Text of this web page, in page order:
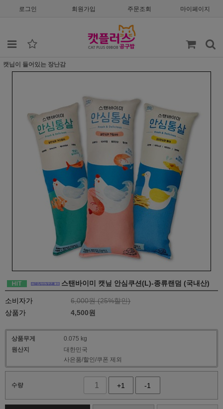
로그인 회원가입 주문조회 마이페이지
캣닙이 들어있는 장난감
스탠바이미 캣닢 안심쿠션(L)-종류랜덤 (국내산)
소비자가 6,000원 (25%할인)
상품가
4,500원
상품무게
0.075 kg
원산지
대한민국
사은품/할인/쿠폰 제외
수량 +1 -1